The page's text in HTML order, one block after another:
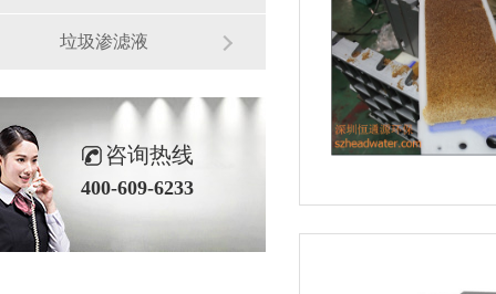
垃圾渗滤液
咨询热线
400-609-6233